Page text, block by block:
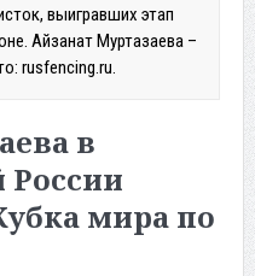
выигравших этап
Айзанат Муртазаева –
rusfencing.ru.
в
России
мира по